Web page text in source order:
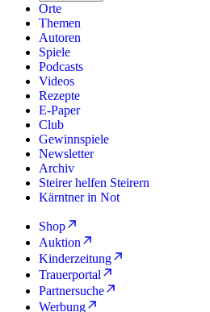
Orte
Themen
Autoren
Spiele
Podcasts
Videos
Rezepte
E-Paper
Club
Gewinnspiele
Newsletter
Archiv
Steirer helfen Steirern
Kärntner in Not
Shop
Auktion
Kinderzeitung
Trauerportal
Partnersuche
Werbung